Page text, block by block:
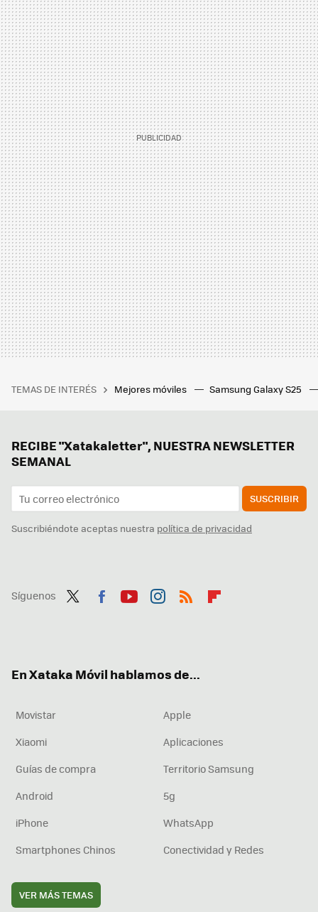
TEMAS DE INTERÉS Mejores móviles Samsung Galaxy S25
RECIBE "Xatakaletter", NUESTRA NEWSLETTER
SEMANAL
SUSCRIBIR
Suscribiéndote aceptas nuestra política de privacidad
Síguenos
En Xataka Móvil hablamos de...
Movistar
Apple
Xiaomi
Aplicaciones
Guías de compra
Territorio Samsung
Android
5g
iPhone
WhatsApp
Smartphones Chinos
Conectividad y Redes
VER MÁS TEMAS